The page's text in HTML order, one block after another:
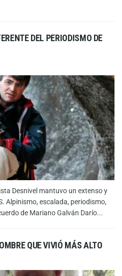
DEL PERIODISMO DE
Desnivel mantuvo un extenso y
Alpinismo, escalada, periodismo,
de Mariano Galván Darío...
QUE VIVIÓ MÁS ALTO